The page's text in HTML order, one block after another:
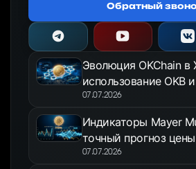
Обратный
Эволюция OKChain в
использование OKB
OKX Jumpstart в 2026
07.07.2026
Индикаторы Mayer
точный прогноз
году
07.07.2026